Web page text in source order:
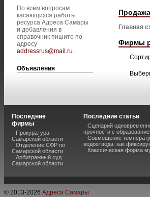
По всем вопросам
касающихся работы
ресурса Адреса Самары
и добавления в
справочник пишите по
адресу
addressrus@mail.ru.
Объявления
Главная
Фирмы
Последние
фирмы
Прокуратура
Самарской области
Отделение СФР по
Самарской области
Арбитражный суд
Самарской области
Последние статьи
Сценарий
прочности с
Совмещение
водоотвода: как
Классическая форма
© 2013-2026 Адреса Самары